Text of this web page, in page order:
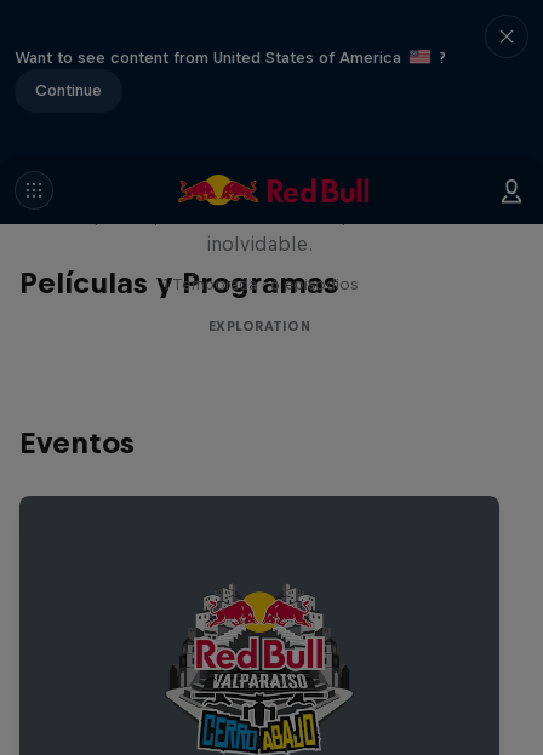
Want to see content from United States of America
?
Continue
Películas y Programas
Rob Warner’s Wild Rides
inolvidable.
1 Temporada · 6 episodios
EXPLORATION
Eventos